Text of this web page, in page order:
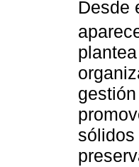
Desde